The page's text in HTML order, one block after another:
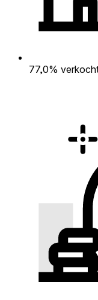
77,0%